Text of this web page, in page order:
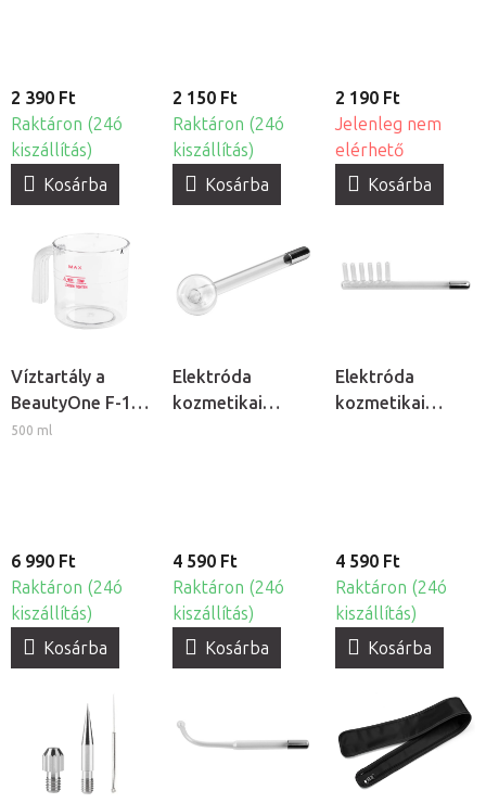
2 390 Ft
Raktáron (24ó
kiszállítás)
Kosárba
2 150 Ft
Raktáron (24ó
kiszállítás)
Kosárba
2 190 Ft
Jelenleg nem
elérhető
Kosárba
Víztartály a
BeautyOne F-17
kozmetikai
500 ml
6 990 Ft
Raktáron (24ó
kiszállítás)
Kosárba
Elektróda
kozmetikai
4 590 Ft
Raktáron (24ó
kiszállítás)
Kosárba
Elektróda
kozmetikai
4 590 Ft
Raktáron (24ó
kiszállítás)
Kosárba